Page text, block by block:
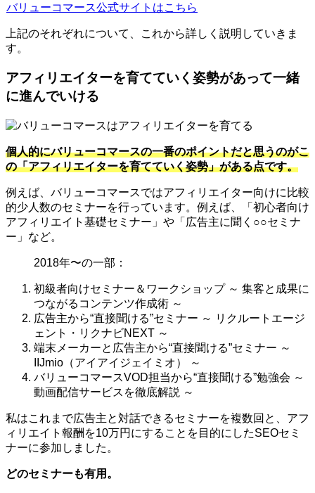
バリューコマース公式サイトはこちら
上記のそれぞれについて、これから詳しく説明していきま
す。
アフィリエイターを育てていく姿勢があって一緒
に進んでいける
個人的にバリューコマースの一番のポイントだと思うのがこ
の「アフィリエイターを育てていく姿勢」がある点です。
例えば、バリューコマースではアフィリエイター向けに比較
的少人数のセミナーを行っています。例えば、「初心者向け
アフィリエイト基礎セミナー」や「広告主に聞く○○セミナ
ー」など。
2018年〜の一部：
初級者向けセミナー＆ワークショップ ～ 集客と成果に
つながるコンテンツ作成術 ～
広告主から“直接聞ける”セミナー ～ リクルートエージ
ェント・リクナビNEXT ～
端末メーカーと広告主から“直接聞ける”セミナー ～
IIJmio（アイアイジェイミオ） ～
バリューコマースVOD担当から“直接聞ける”勉強会 ～
動画配信サービスを徹底解説 ～
私はこれまで広告主と対話できるセミナーを複数回と、アフ
ィリエイト報酬を10万円にすることを目的にしたSEOセミ
ナーに参加しました。
どのセミナーも有用。